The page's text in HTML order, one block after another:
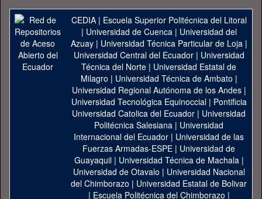
CEDIA| Escuela Superior Politécnica del Litoral
| Universidad de Cuenca| Universidad del
Azuay| Universidad Técnica Particular de Loja|
Universidad Central del Ecuador| Universidad
Técnica del Norte | Universidad Estatal de
Milagro | Universidad Técnica de Ambato |
Universidad Regional Autónoma de los Andes|
Universidad Tecnológica Equinoccial| Pontificia
Universidad Catolica del Ecuador | Universidad
Politécnica Salesiana | Universidad
Internacional del Ecuador | Universidad de las
Fuerzas Armadas-ESPE | Universidad de
Guayaquil| Universidad Técnica de Machala|
Universidad de Otavalo | Universidad Nacional
del Chimborazo | Universidad Estatal de Bolivar
| Escuela Politécnica del Chimborazo |